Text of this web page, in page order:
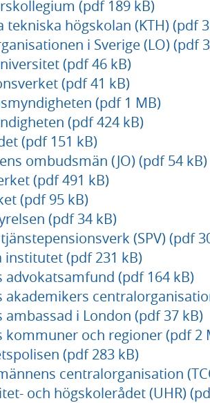
(pdf 189 kB)
tekniska högskolan (KTH) (pdf
i Sverige (LO) (pdf
(pdf 46 kB)
(pdf 41 kB)
(pdf 1 MB)
(pdf 424 kB)
(pdf 151 kB)
ombudsmän (JO) (pdf 54 kB)
(pdf 491 kB)
(pdf 95 kB)
(pdf 34 kB)
(SPV) (pdf
institutet (pdf 231 kB)
advokatsamfund (pdf 164 kB)
akademikers
ambassad i London (pdf 37 kB)
kommuner och regioner (pdf 2
(pdf 283 kB)
centralorganisation
och högskolerådet (UHR)